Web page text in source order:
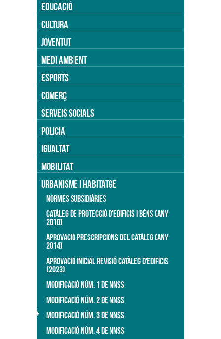
EDUCACIÓ
CULTURA
JOVENTUT
MEDI AMBIENT
ESPORTS
COMERÇ
SERVEIS SOCIALS
POLICIA
IGUALTAT
MOBILITAT
URBANISME I HABITATGE
NORMES SUBSIDIÀRIES
CATÀLEG DE PROTECCIÓ D'EDIFICIS I BÉNS (ANY
2010)
APROVACIÓ PRESCRIPCIONS DEL CATÀLEG (ANY
2014)
APROVACIÓ INICIAL REVISIÓ CATÀLEG D'EDIFICIS
(2023)
MODIFICACIÓ NÚM. 1 DE NNSS
MODIFICACIÓ NÚM. 2 DE NNSS
MODIFICACIÓ NÚM. 3 DE NNSS
MODIFICACIÓ NÚM. 4 DE NNSS